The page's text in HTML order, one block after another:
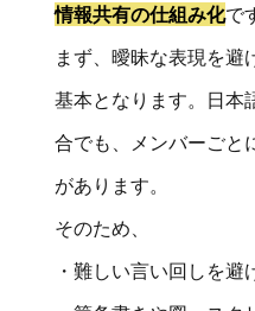
情報共有の仕組み化で
まず、曖昧な表現を避
基本となります。日本
合でも、メンバーごと
があります。
そのため、
・難しい言い回しを避